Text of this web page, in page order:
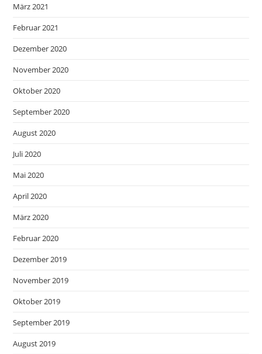
März 2021
Februar 2021
Dezember 2020
November 2020
Oktober 2020
September 2020
August 2020
Juli 2020
Mai 2020
April 2020
März 2020
Februar 2020
Dezember 2019
November 2019
Oktober 2019
September 2019
August 2019